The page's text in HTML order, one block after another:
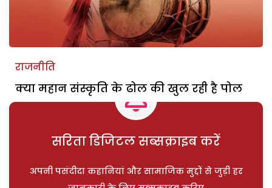
राजनीति
क्या महान संस्कृति के ढोल की खुल रही है पोल
सरिता डिजिटल सब्सक्राइब करें
अपनी पसंदीदा कहानियां और सामाजिक मुद्दों से जुड़ी हर